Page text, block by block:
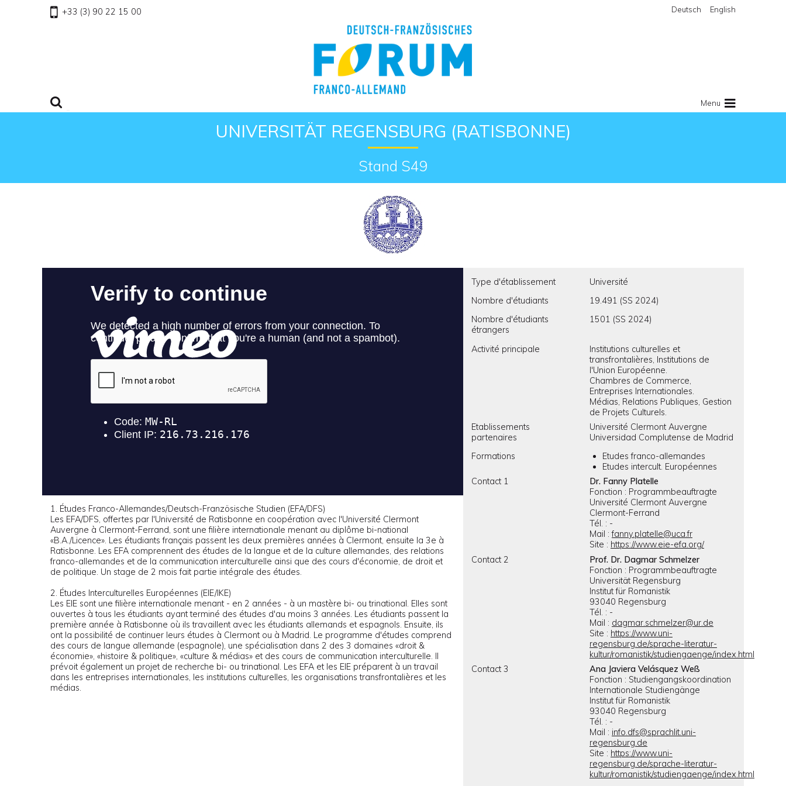
Deutsch English
+33 (3) 90 22 15 00
Menu
UNIVERSITÄT REGENSBURG (RATISBONNE)
Stand S49
1. Études Franco-Allemandes/Deutsch-Französische Studien (EFA/DFS)
Les EFA/DFS, offertes par l'Université de Ratisbonne en coopération avec l'Université Clermont
Auvergne à Clermont-Ferrand, sont une filière internationale menant au diplôme bi-national
«B.A./Licence». Les étudiants français passent les deux premières années à Clermont, ensuite la 3e à
Ratisbonne. Les EFA comprennent des études de la langue et de la culture allemandes, des relations
franco-allemandes et de la communication interculturelle ainsi que des cours d'économie, de droit et
de politique. Un stage de 2 mois fait partie intégrale des études.
2. Études Interculturelles Européennes (EIE/IKE)
Les EIE sont une filière internationale menant - en 2 années - à un mastère bi- ou trinational. Elles sont
ouvertes à tous les étudiants ayant terminé des études d'au moins 3 années. Les étudiants passent la
première année à Ratisbonne où ils travaillent avec les étudiants allemands et espagnols. Ensuite, ils
ont la possibilité de continuer leurs études à Clermont ou à Madrid. Le programme d'études comprend
des cours de langue allemande (espagnole), une spécialisation dans 2 des 3 domaines «droit &
économie», «histoire & politique», «culture & médias» et des cours de communication interculturelle. Il
prévoit également un projet de recherche bi- ou trinational. Les EFA et les EIE préparent à un travail
dans les entreprises internationales, les institutions culturelles, les organisations transfrontalières et les
médias.
Type d'établissement
Université
Nombre d'étudiants
19.491 (SS 2024)
Nombre d'étudiants
étrangers
1501 (SS 2024)
Activité principale
Institutions culturelles et
transfrontalières, Institutions de
l'Union Européenne.
Chambres de Commerce,
Entreprises Internationales.
Médias, Relations Publiques, Gestion
de Projets Culturels.
Etablissements
partenaires
Université Clermont Auvergne
Universidad Complutense de Madrid
Formations
Etudes franco-allemandes
Etudes intercult. Européennes
Contact 1
Dr. Fanny Platelle
Fonction : Programmbeauftragte
Université Clermont Auvergne
Clermont-Ferrand
Tél. : -
Mail :fanny.platelle@uca.fr
Site : https://www.eie-efa.org/
Contact 2
Prof. Dr. Dagmar Schmelzer
Fonction : Programmbeauftragte
Universität Regensburg
Institut für Romanistik
93040 Regensburg
Tél. : -
Mail : dagmar.schmelzer@ur.de
Site : https://www.uni-
regensburg.de/sprache-literatur-
kultur/romanistik/studiengaenge/index.html
Contact 3
Ana Javiera Velásquez Weß
Fonction : Studiengangskoordination
Internationale Studiengänge
Institut für Romanistik
93040 Regensburg
Tél. : -
Mail : info.dfs@sprachlit.uni-
regensburg.de
Site : https://www.uni-
regensburg.de/sprache-literatur-
kultur/romanistik/studiengaenge/index.html